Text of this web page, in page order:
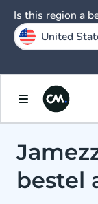
bestel
Is this region a
United